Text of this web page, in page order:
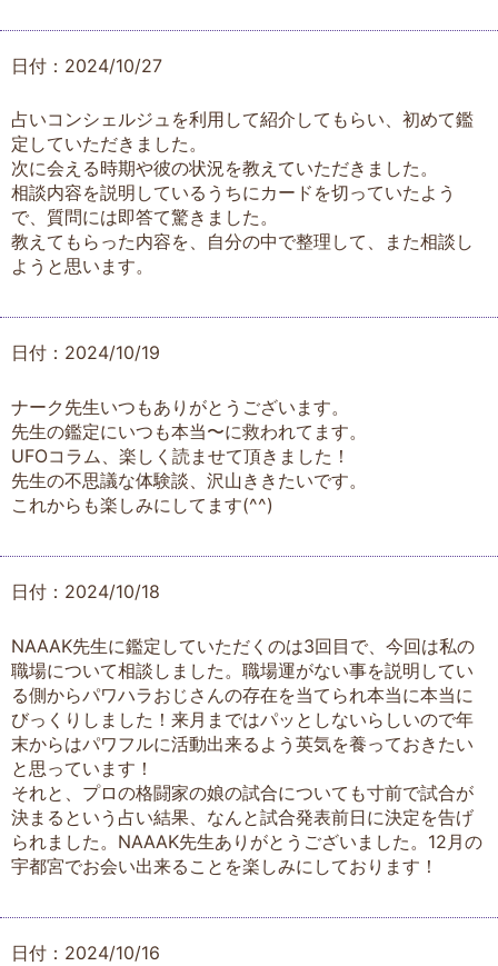
日付：2024/10/27
占いコンシェルジュを利用して紹介してもらい、初めて鑑
定していただきました。
次に会える時期や彼の状況を教えていただきました。
相談内容を説明しているうちにカードを切っていたよう
で、質問には即答て驚きました。
教えてもらった内容を、自分の中で整理して、また相談し
ようと思います。
日付：2024/10/19
ナーク先生いつもありがとうございます。
先生の鑑定にいつも本当〜に救われてます。
UFOコラム、楽しく読ませて頂きました！
先生の不思議な体験談、沢山ききたいです。
これからも楽しみにしてます(^^)
日付：2024/10/18
NAAAK先生に鑑定していただくのは3回目で、今回は私の
職場について相談しました。職場運がない事を説明してい
る側からパワハラおじさんの存在を当てられ本当に本当に
びっくりしました！来月まではパッとしないらしいので年
末からはパワフルに活動出来るよう英気を養っておきたい
と思っています！
それと、プロの格闘家の娘の試合についても寸前で試合が
決まるという占い結果、なんと試合発表前日に決定を告げ
られました。NAAAK先生ありがとうございました。12月の
宇都宮でお会い出来ることを楽しみにしております！
日付：2024/10/16